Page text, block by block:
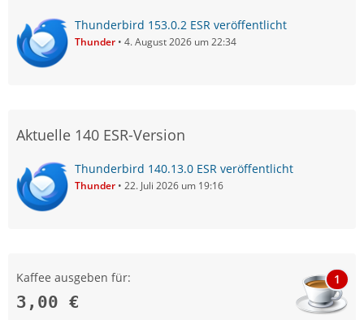
Thunderbird 153.0.2 ESR veröffentlicht
Thunder 4. August 2026 um 22:34
Aktuelle 140 ESR-Version
Thunderbird 140.13.0 ESR veröffentlicht
Thunder 22. Juli 2026 um 19:16
Kaffee ausgeben für:
3,00 €
1